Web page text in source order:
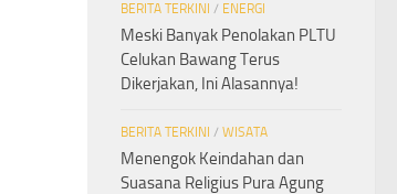
BERITA TERKINI / ENERGI
Meski Banyak Penolakan PLTU
Celukan Bawang Terus
Dikerjakan, Ini Alasannya!
BERITA TERKINI / WISATA
Menengok Keindahan dan
Suasana Religius Pura Agung